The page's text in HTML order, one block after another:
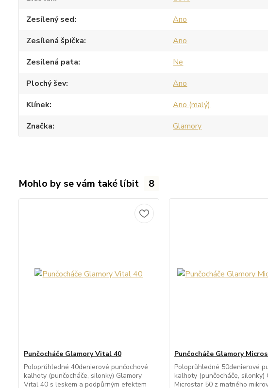
Zesílený sed
Ano
Zesílená špička
Ano
Zesílená pata
Ne
Plochý šev
Ano
Klínek
Ano (malý)
Značka
Glamory
Mohlo by se vám také líbit 8
Punčocháče Glamory Vital 40
Poloprůhledné 40denierové punčochové
kalhoty (punčocháče, silonky) Glamory
Vital 40 s leskem a podpůrným efektem
Punčocháče Glamory
Poloprůhledné 50denierové
kalhoty (punčocháče, silonky)
Microstar 50 z matného